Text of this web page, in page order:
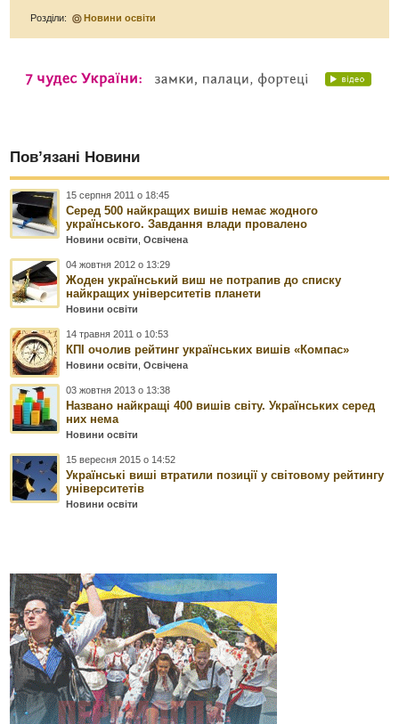
Розділи: Новини освіти
Пов’язані Новини
15 серпня 2011 о 18:45
Серед 500 найкращих вишів немає жодного
українського. Завдання влади провалено
Новини освіти ,Освічена
04 жовтня 2012 о 13:29
Жоден український виш не потрапив до списку
найкращих університетів планети
Новини освіти
14 травня 2011 о 10:53
КПІ очолив рейтинг українських вишів «Компас»
Новини освіти ,Освічена
03 жовтня 2013 о 13:38
Названо найкращі 400 вишів світу. Українських серед
них нема
Новини освіти
15 вересня 2015 о 14:52
Українські виші втратили позиції у світовому рейтингу
університетів
Новини освіти